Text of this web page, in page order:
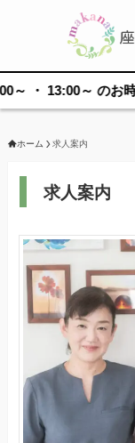
～ のお時間 初
ホーム 求人案内
求人案内